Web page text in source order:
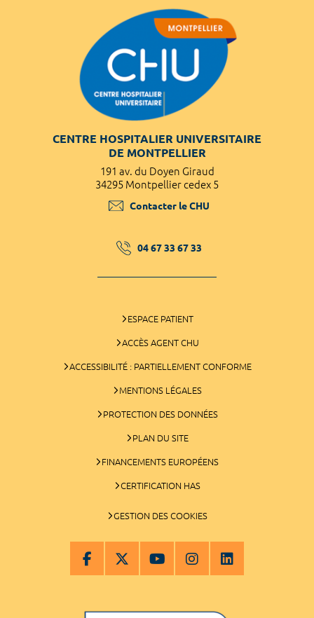
CENTRE HOSPITALIER UNIVERSITAIRE
DE MONTPELLIER
191 av. du Doyen Giraud
34295 Montpellier cedex 5
Contacter le CHU
04 67 33 67 33
ESPACE PATIENT
ACCÈS AGENT CHU
ACCESSIBILITÉ : PARTIELLEMENT CONFORME
MENTIONS LÉGALES
PROTECTION DES DONNÉES
PLAN DU SITE
FINANCEMENTS EUROPÉENS
CERTIFICATION HAS
GESTION DES COOKIES